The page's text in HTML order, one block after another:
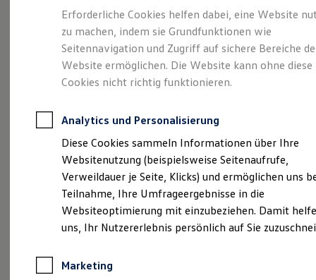
Leasing
Leasing-Angebote
Gebrauchtwagen Leasing
Junge Gebrauchtwagen-Leasing
Elektroauto Leasing
Kleinwagen-Leasing
Leasing ohne Anzahlung
Autokredit mit Schlussrate
Versicherungen und Garantien
Kfz-Versicherung
Restschuldversicherungen
Garantien
Wartungsverträge
Geschäftskunden
Professional Class bei Volkswagen
Großkunden
Behörden
Anpfiff zum Gewinn
Mobilität, so
individuell wie Sie
Erforderliche Cookies helfen dabei, eine Website
zu machen, indem sie Grundfunktionen wie
Seitennavigation und Zugriff auf sichere Bereiche
Website ermöglichen. Die Website kann ohne diese
Cookies nicht richtig funktionieren.
Analytics und Personalisierung
Diese Cookies sammeln Informationen über Ihre
Websitenutzung (beispielsweise Seitenaufrufe,
Verweildauer je Seite, Klicks) und ermöglichen uns
Teilnahme, Ihre Umfrageergebnisse in die
Websiteoptimierung mit einzubeziehen. Damit
uns, Ihr Nutzererlebnis persönlich auf Sie
Marketing